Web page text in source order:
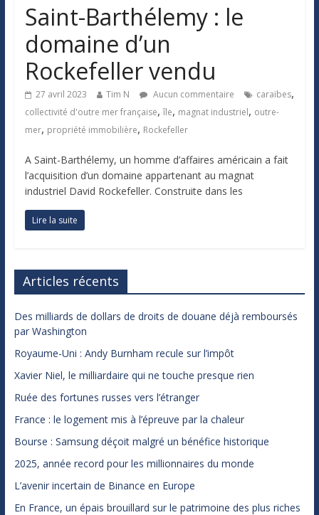
Saint-Barthélemy : le
domaine d’un
Rockefeller vendu
27 avril 2023 Tim N Aucun commentaire caraïbes,
collectivité d'outre mer française,île, magnat industriel, outre-
mer, propriété immobilière, Rockefeller
A Saint-Barthélemy, un homme d’affaires américain a fait
l’acquisition d’un domaine appartenant au magnat
industriel David Rockefeller. Construite dans les
Lire la suite
Articles récents
Des milliards de dollars de droits de douane déjà remboursés
par Washington
Royaume-Uni : Andy Burnham recule sur l’impôt
Xavier Niel, le milliardaire qui ne touche presque rien
Ruée des fortunes russes vers l’étranger
France : le logement mis à l’épreuve par la chaleur
Bourse : Samsung déçoit malgré un bénéfice historique
2025, année record pour les millionnaires du monde
L’avenir incertain de Binance en Europe
En France, un épais brouillard sur le patrimoine des plus riches